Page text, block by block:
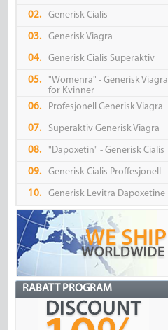
02. Generisk Cialis
03. Generisk Viagra
04. Generisk Cialis Superaktiv
05.
"Womenra" - Generisk Viagra
for Kvinner
06.
Profesjonell Generisk Viagra
07. Superaktiv Generisk Viagra
08. "Dapoxetin" - Generisk Cialis
09. Generisk Cialis Proffesjonell
10. Generisk Levitra Dapoxetine
RABATT PROGRAM